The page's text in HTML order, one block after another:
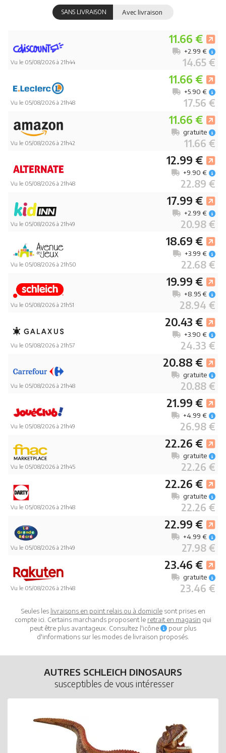
SANS LIVRAISON Avec livraison
Vu le 05/08/2026 à 21h44
11.66 €
14.65 €
+2.99 €
Vu le 05/08/2026 à 21h48
11.66 €
17.56 €
+5.90 €
Vu le 05/08/2026 à 21h42
11.66 €
11.66 €
gratuite
Vu le 05/08/2026 à 21h48
12.99 €
22.89 €
+9.90 €
Vu le 05/08/2026 à 21h49
17.99 €
20.98 €
+2.99 €
Vu le 05/08/2026 à 21h50
18.69 €
22.68 €
+3.99 €
Vu le 05/08/2026 à 21h51
19.99 €
28.94 €
+8.95 €
Vu le 05/08/2026 à 21h57
20.43 €
24.33 €
+3.90 €
Vu le 05/08/2026 à 21h48
20.88 €
20.88 €
gratuite
Vu le 05/08/2026 à 21h49
21.99 €
26.98 €
+4.99 €
Vu le 05/08/2026 à 21h45
22.26 €
22.26 €
gratuite
Vu le 05/08/2026 à 21h48
22.26 €
22.26 €
gratuite
Vu le 05/08/2026 à 21h49
22.99 €
27.98 €
+4.99 €
Vu le 05/08/2026 à 21h48
23.46 €
23.46 €
gratuite
Seules les livraisons en point relais ou à domicilesont prises en
compte ici. Certains marchands proposent le retrait en magasin qui
peut être plus avantageux. Consultez l'icône
pour plus
d'informations sur les modes de livraison proposés.
AUTRES SCHLEICH DINOSAURS
susceptibles de vous intéresser